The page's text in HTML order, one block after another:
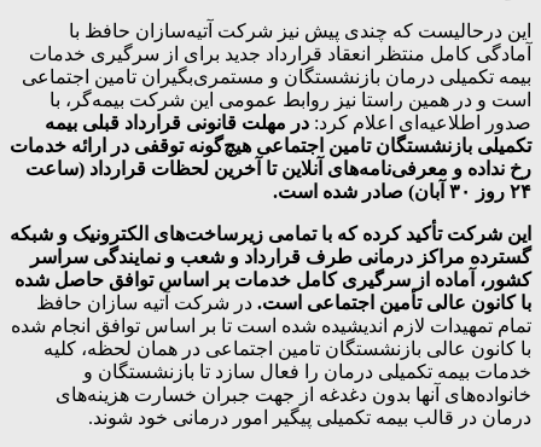
این درحالیست که چندی پیش نیز شرکت آتیه‌سازان حافظ با
آمادگی کامل منتظر انعقاد قرارداد جدید برای از سرگیری خدمات
بیمه تکمیلی درمان بازنشستگان و مستمری‌بگیران تامین اجتماعی
است و در همین راستا نیز روابط عمومی این شرکت بیمه‌گر، با
صدور اطلاعیه‌ای اعلام کرد: در مهلت قانونی قرارداد قبلی بیمه
تکمیلی بازنشستگان تامین اجتماعی هیچ‌گونه توقفی در ارائه خدمات
رخ نداده و معرفی‌نامه‌های آنلاین تا آخرین لحظات قرارداد (ساعت
۲۴ روز ۳۰ آبان) صادر شده است.
این شرکت تأکید کرده که با تمامی زیرساخت‌های الکترونیک و شبکه
گسترده مراکز درمانی طرف قرارداد و شعب و نمایندگی سراسر
کشور، آماده از سرگیری کامل خدمات بر اساس توافق حاصل شده
با کانون عالی تأمین اجتماعی است. در شرکت آتیه سازان حافظ
تمام تمهیدات لازم اندیشیده شده است تا بر اساس توافق انجام شده
با کانون عالی بازنشستگان تامین اجتماعی در همان لحظه، کلیه
خدمات بیمه تکمیلی درمان را فعال سازد تا بازنشستگان و
خانواده‌های آنها بدون دغدغه از جهت جبران خسارت هزینه‌های
درمان در قالب بیمه تکمیلی پیگیر امور درمانی خود شوند.